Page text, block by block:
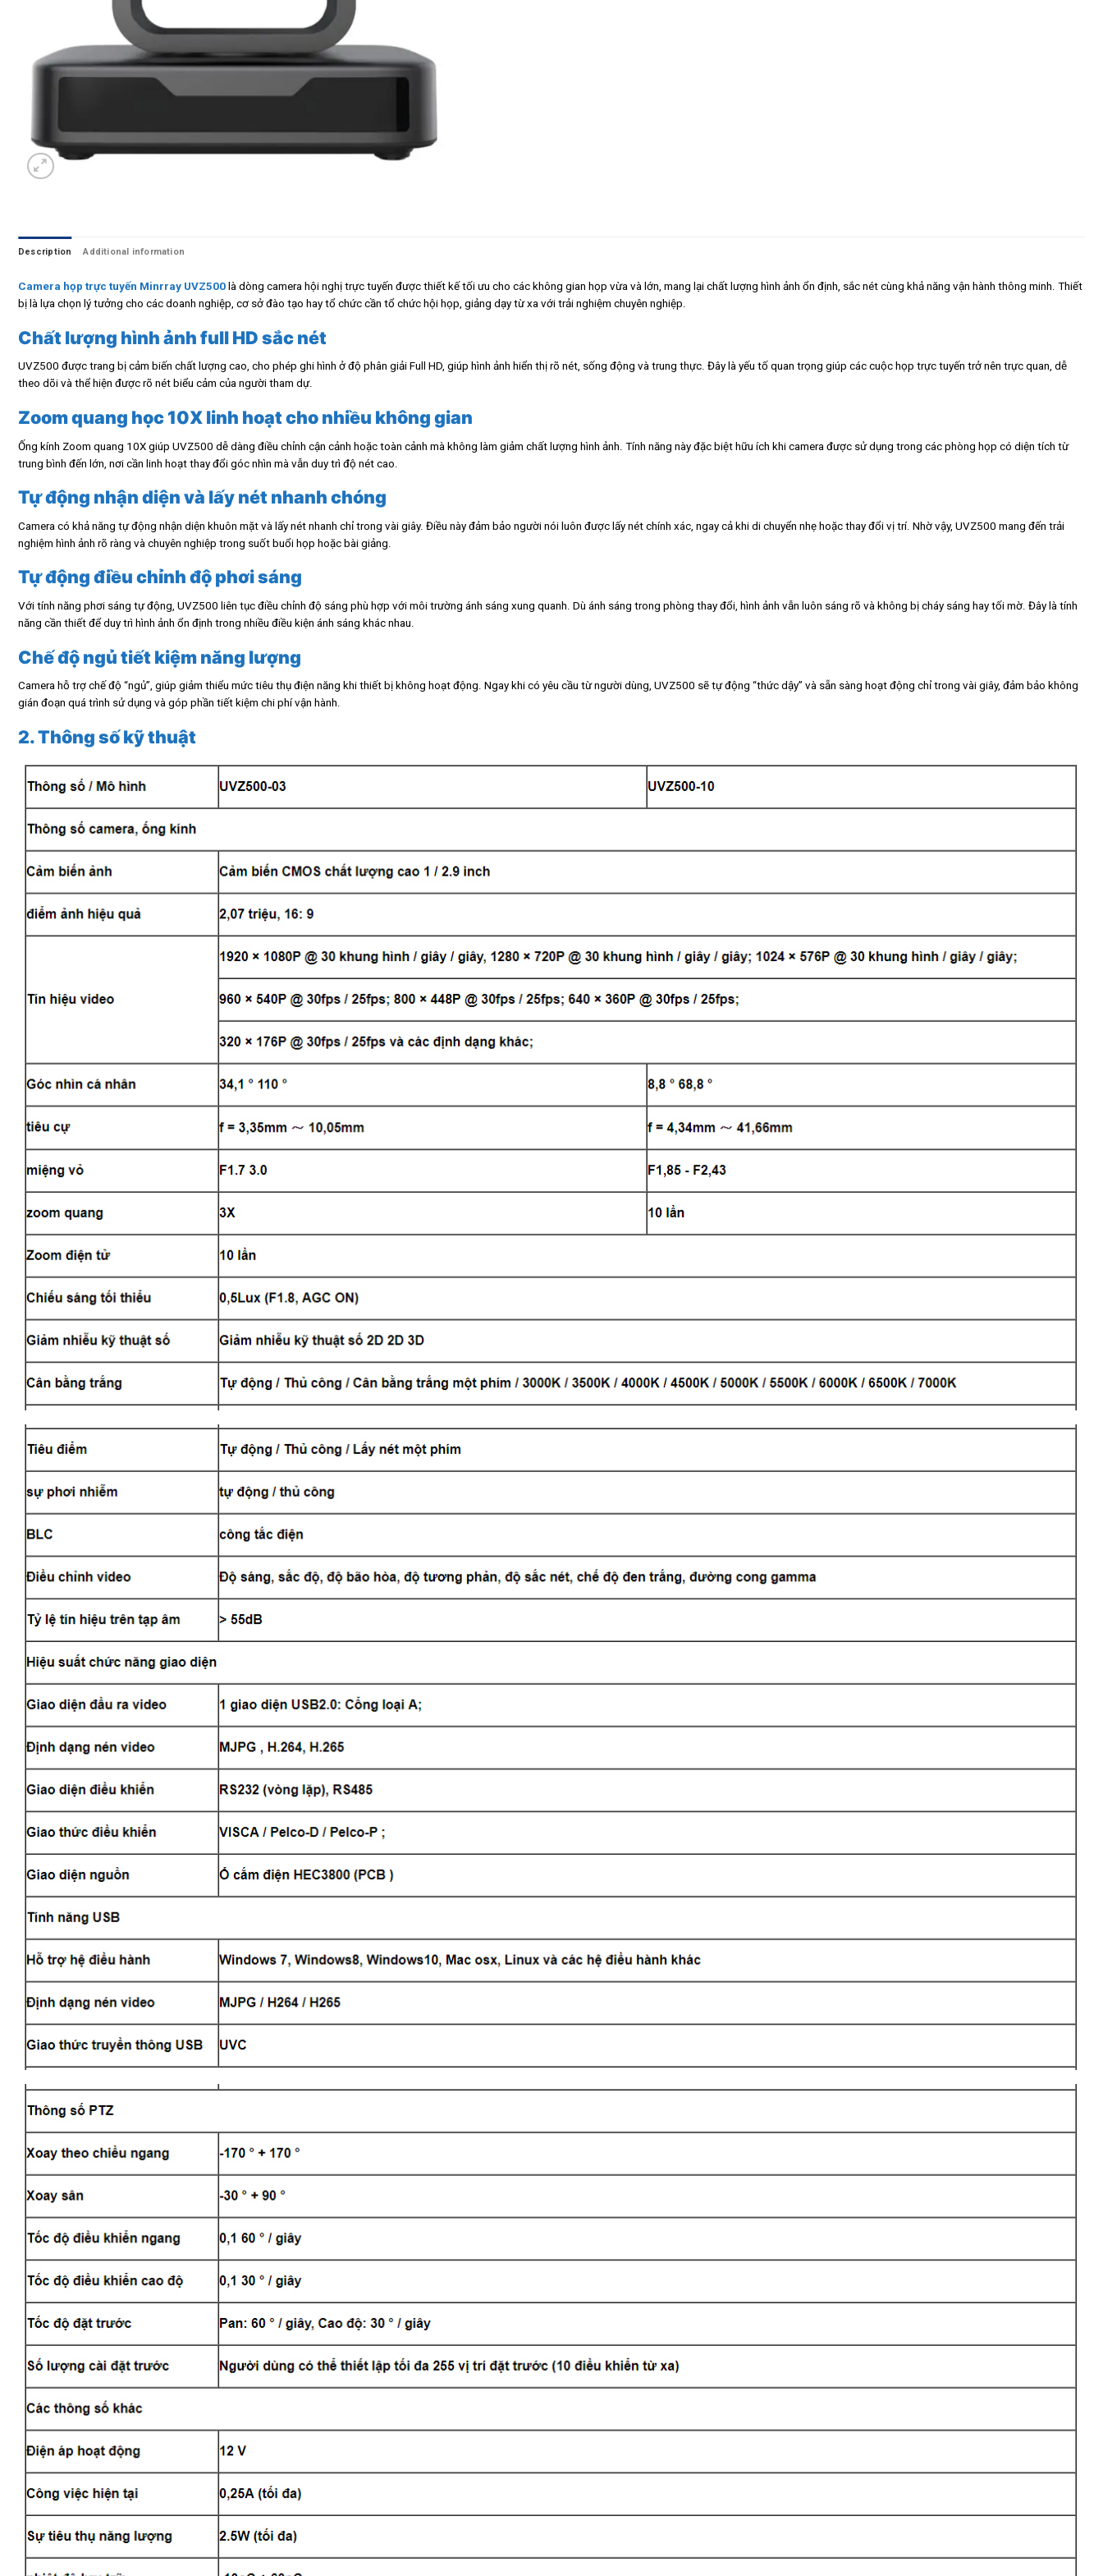
Description Additional information
Camera họp trực tuyến Minrray UVZ500 là dòng camera hội nghị trực tuyến được thiết kế tối ưu cho các không gian họp vừa và lớn, mang lại chất lượng hình ảnh ổn định, sắc nét cùng khả năng vận hành thông minh. Thiết
bị là lựa chọn lý tưởng cho các doanh nghiệp, cơ sở đào tạo hay tổ chức cần tổ chức hội họp, giảng dạy từ xa với trải nghiệm chuyên nghiệp.
Chất lượng hình ảnh full HD sắc nét
UVZ500 được trang bị cảm biến chất lượng cao, cho phép ghi hình ở độ phân giải Full HD, giúp hình ảnh hiển thị rõ nét, sống động và trung thực. Đây là yếu tố quan trọng giúp các cuộc họp trực tuyến trở nên trực quan, dễ
theo dõi và thể hiện được rõ nét biểu cảm của người tham dự.
Zoom quang học 10X linh hoạt cho nhiều không gian
Ống kính Zoom quang 10X giúp UVZ500 dễ dàng điều chỉnh cận cảnh hoặc toàn cảnh mà không làm giảm chất lượng hình ảnh. Tính năng này đặc biệt hữu ích khi camera được sử dụng trong các phòng họp có diện tích từ
trung bình đến lớn, nơi cần linh hoạt thay đổi góc nhìn mà vẫn duy trì độ nét cao.
Tự động nhận diện và lấy nét nhanh chóng
Camera có khả năng tự động nhận diện khuôn mặt và lấy nét nhanh chỉ trong vài giây. Điều này đảm bảo người nói luôn được lấy nét chính xác, ngay cả khi di chuyển nhẹ hoặc thay đổi vị trí. Nhờ vậy, UVZ500 mang đến trải
nghiệm hình ảnh rõ ràng và chuyên nghiệp trong suốt buổi họp hoặc bài giảng.
Tự động điều chỉnh độ phơi sáng
Với tính năng phơi sáng tự động, UVZ500 liên tục điều chỉnh độ sáng phù hợp với môi trường ánh sáng xung quanh. Dù ánh sáng trong phòng thay đổi, hình ảnh vẫn luôn sáng rõ và không bị cháy sáng hay tối mờ. Đây là tính
năng cần thiết để duy trì hình ảnh ổn định trong nhiều điều kiện ánh sáng khác nhau.
Chế độ ngủ tiết kiệm năng lượng
Camera hỗ trợ chế độ “ngủ”, giúp giảm thiểu mức tiêu thụ điện năng khi thiết bị không hoạt động. Ngay khi có yêu cầu từ người dùng, UVZ500 sẽ tự động “thức dậy” và sẵn sàng hoạt động chỉ trong vài giây, đảm bảo không
gián đoạn quá trình sử dụng và góp phần tiết kiệm chi phí vận hành.
2. Thông số kỹ thuật